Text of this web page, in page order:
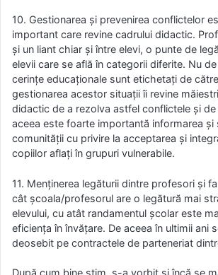
10. Gestionarea și prevenirea conflictelor
important care revine cadrului didactic.
și un liant chiar și între elevi, o punte de
elevii care se află în categorii diferite. Nu
cerințe educaționale sunt etichetați de
gestionarea acestor situații îi revine
didactic de a rezolva astfel conflictele și de
aceea este foarte importantă informarea și
comunității cu privire la acceptarea și
copiilor aflați în grupuri vulnerabile.
11. Menținerea legăturii dintre profesori și
cât școala/profesorul are o legătură mai
elevului, cu atât randamentul școlar este
eficiența în învățare. De aceea în ultimii ani
deosebit pe contractele de parteneriat